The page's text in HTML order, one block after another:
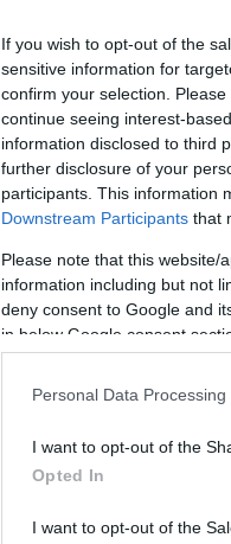
If you wish to opt-out of the
sensitive information for
confirm your selection.
continue seeing interest-
information disclosed to third
further disclosure of your
participants. This information
Downstream Participants that
Please note that this website/
information including but not
deny consent to Google and
in below Google consent
Personal Data
I want to opt-out of the
Opted In
I want to opt-out of the